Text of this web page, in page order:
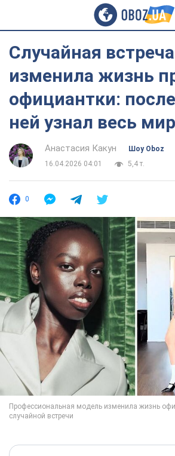
Случайная
изменила жизнь
официантки:
ней узнал весь мир
Анастасия Какун
Шоу Oboz
16.04.2026 04:01
5,4 т.
0